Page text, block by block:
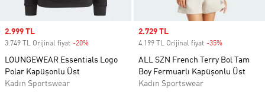
Sale price
2.999 TL
3.749 TL Orijinal fiyat -20%
LOUNGEWEAR Essentials Logo
Polar Kapüşonlu Üst
Kadın Sportswear
Sale price
2.729 TL
4.199 TL Orijinal fiyat -35%
ALL SZN French Terry Bol Tam
Boy Fermuarlı Kapüşonlu Üst
Kadın Sportswear